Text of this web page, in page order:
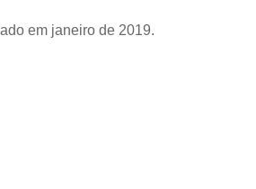
em janeiro de 2019.